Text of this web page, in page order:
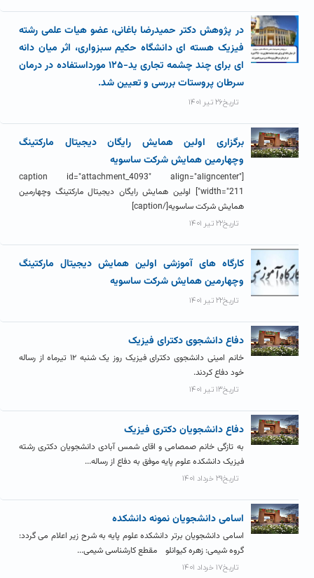
در پژوهش دکتر حمیدرضا باغانی، عضو هیات علمی رشته
فیزیک هسته ای دانشگاه حکیم سبزواری، اثر میان دانه
ای برای چند چشمه تجاری ید-۱۲۵ مورداستفاده در درمان
سرطان پروستات بررسی و تعیین شد.
تاریخ۲۶ تیر ۱۴۰۱
برگزاری اولین همایش رایگان دیجیتال مارکتینگ
وچهارمین همایش شرکت ساسویه
[caption id="attachment_4093" align="aligncenter"
width="211"] اولین همایش رایگان دیجیتال مارکتینگ وچهارمین
همایش شرکت ساسویه[/caption]
تاریخ۲۲ تیر ۱۴۰۱
کارگاه های آموزشی اولین همایش دیجیتال مارکتینگ
وچهارمین همایش شرکت ساسویه
تاریخ۲۲ تیر ۱۴۰۱
دفاع دانشجوی دکترای فیزیک
خانم امینی دانشجوی دکترای فیزیک روز یک شنبه ۱۲ تیرماه از رساله
خود دفاع کردند.
تاریخ۱۳ تیر ۱۴۰۱
دفاع دانشجویان دکتری فیزیک
به تازگی خانم صمصامی و اقای شمس آبادی دانشجویان دکتری رشته
فیزیک دانشکده علوم پایه موفق به دفاع از رساله...
تاریخ۲۹ خرداد ۱۴۰۱
اسامی دانشجویان نمونه دانشکده
اسامی دانشجویان برتر دانشکده علوم پایه به شرح زیر اعلام می گردد:
گروه شیمی: زهره کیوانلو مقطع کارشناسی شیمی...
تاریخ۱۷ خرداد ۱۴۰۱